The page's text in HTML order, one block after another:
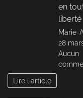
en
liberté
Marie-
28
Aucun
Lire l'article